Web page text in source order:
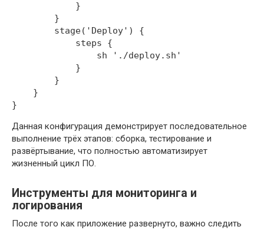
            }
        }
        stage('Deploy') {
            steps {
                sh './deploy.sh'
            }
        }
    }
Данная конфигурация демонстрирует последовательное
выполнение трёх этапов: сборка, тестирование и
развёртывание, что полностью автоматизирует
жизненный цикл ПО.
Инструменты для мониторинга и
логирования
После того как приложение развернуто, важно следить